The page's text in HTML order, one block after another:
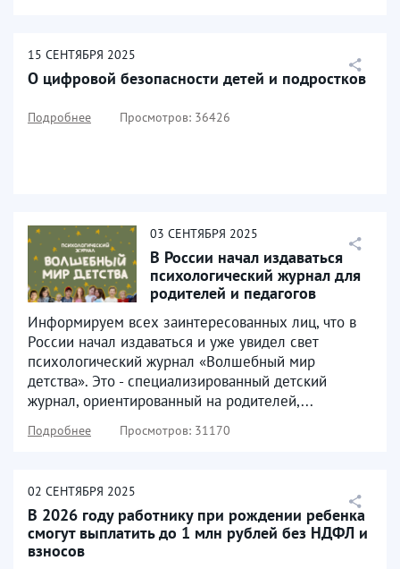
15 СЕНТЯБРЯ 2025
О цифровой безопасности детей и подростков
Подробнее Просмотров: 36426
03 СЕНТЯБРЯ 2025
В России начал издаваться
психологический журнал для
родителей и педагогов
Информируем всех заинтересованных лиц, что в
России начал издаваться и уже увидел свет
психологический журнал «Волшебный мир
детства». Это - специализированный детский
журнал, ориентированный на родителей,...
Подробнее Просмотров: 31170
02 СЕНТЯБРЯ 2025
В 2026 году работнику при рождении ребенка
смогут выплатить до 1 млн рублей без НДФЛ и
взносов